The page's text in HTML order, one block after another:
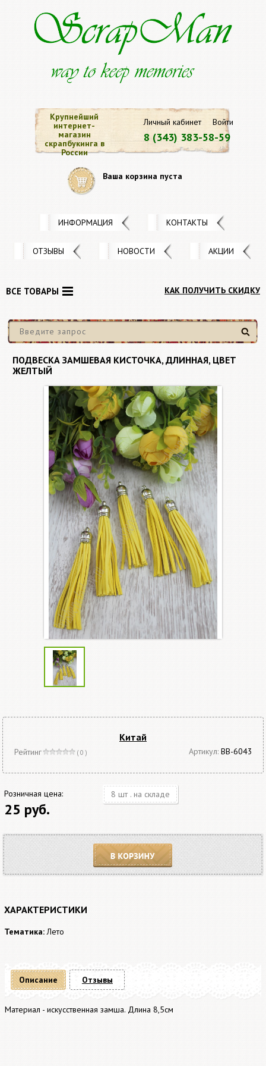
Личный кабинет Войти
8 (343) 383-58-59
Крупнейший
интернет-
магазин
скрапбукинга в
России
Ваша корзина пуста
ИНФОРМАЦИЯ КОНТАКТЫ
ОТЗЫВЫ НОВОСТИ АКЦИИ
КАК ПОЛУЧИТЬ СКИДКУ
Найти
ВСЕ ТОВАРЫ
ПОДВЕСКА ЗАМШЕВАЯ КИСТОЧКА, ДЛИННАЯ, ЦВЕТ
ЖЕЛТЫЙ
Китай
Рейтинг ( 0 ) Артикул: BB-6043
Розничная цена:
25 руб.
8 шт . на складе
В корзину
ХАРАКТЕРИСТИКИ
Тематика: Лето
Описание
Материал - искусственная замша. Длина 8,5см
Отзывы